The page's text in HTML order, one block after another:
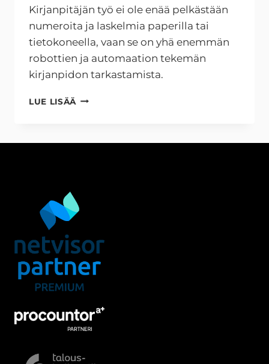
Kirjanpitäjän työ ei ole enää pelkästään
numeroita ja laskelmia paperilla tai
tietokoneella, vaan se on yhä enemmän
robottien ja automaation tekemän
kirjanpidon tarkastamista.
LUE LISÄÄ KIRJANPIDON